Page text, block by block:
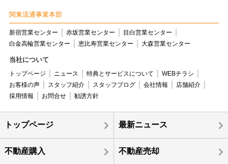
関東流通事業本部
新宿営業センター 赤坂営業センター
目白営業センター
白金高輪営業センター
恵比寿営業センター 大森営業センター
当社について
トップページ ニュース 特典とサービスについて
WEBチラシ
お客様の声
スタッフ紹介 スタッフブログ 会社情報
店舗紹介
採用情報
お問合せ 勧誘方針
トップページ 最新ニュース
不動産購入 不動産売却